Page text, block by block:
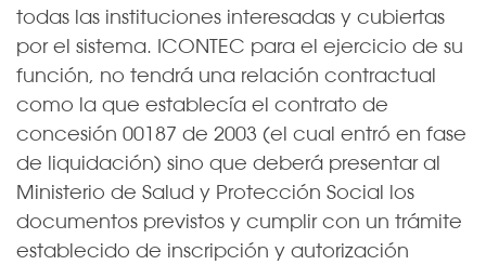
todas las instituciones interesadas y cubiertas
por el sistema. ICONTEC para el ejercicio de su
función, no tendrá una relación contractual
como la que establecía el contrato de
concesión 00187 de 2003 (el cual entró en fase
de liquidación) sino que deberá presentar al
Ministerio de Salud y Protección Social los
documentos previstos y cumplir con un trámite
establecido de inscripción y autorización